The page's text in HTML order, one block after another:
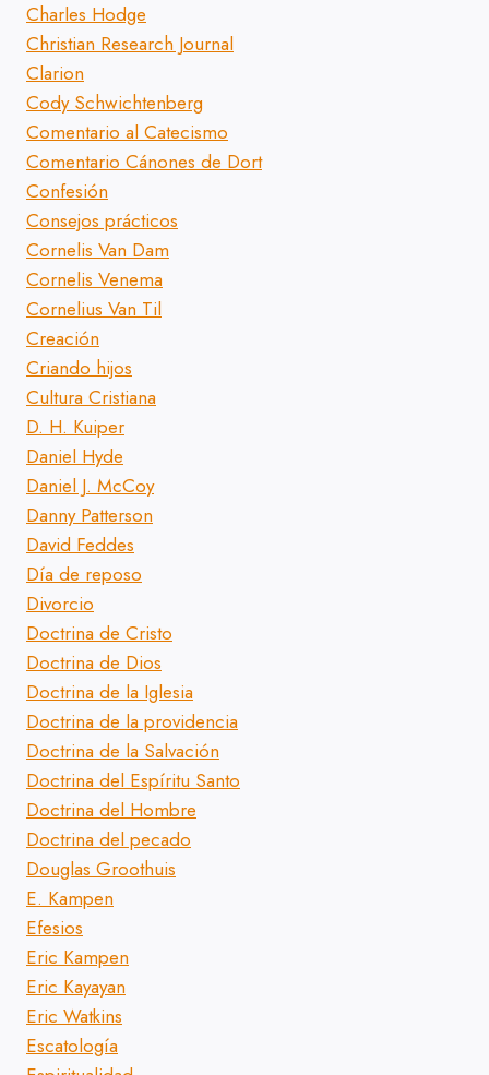
Charles Hodge
Christian Research Journal
Clarion
Cody Schwichtenberg
Comentario al Catecismo
Comentario Cánones de Dort
Confesión
Consejos prácticos
Cornelis Van Dam
Cornelis Venema
Cornelius Van Til
Creación
Criando hijos
Cultura Cristiana
D. H. Kuiper
Daniel Hyde
Daniel J. McCoy
Danny Patterson
David Feddes
Día de reposo
Divorcio
Doctrina de Cristo
Doctrina de Dios
Doctrina de la Iglesia
Doctrina de la providencia
Doctrina de la Salvación
Doctrina del Espíritu Santo
Doctrina del Hombre
Doctrina del pecado
Douglas Groothuis
E. Kampen
Efesios
Eric Kampen
Eric Kayayan
Eric Watkins
Escatología